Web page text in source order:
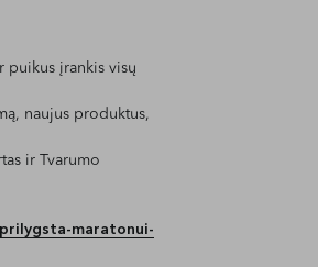
puikus įrankis visų
naujus produktus,
ir Tvarumo
maratonui-